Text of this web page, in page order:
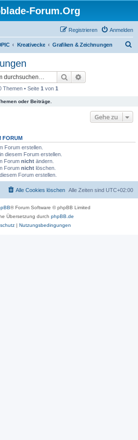
Forum.Org
Anmelden
Registrieren
Kreativecke Grafiken & Zeichnungen
Suche
Themen • Seite 1 von 1
oder Beiträge.
Gehe zu
FORUM
Forum erstellen.
diesem Forum erstellen.
Forum nicht ändern.
Forum nicht löschen.
Forum erstellen.
Alle Zeiten sind UTC+02:00
Alle Cookies löschen
® Forum Software © phpBB Limited
Übersetzung durch phpBB.de
| Nutzungsbedingungen